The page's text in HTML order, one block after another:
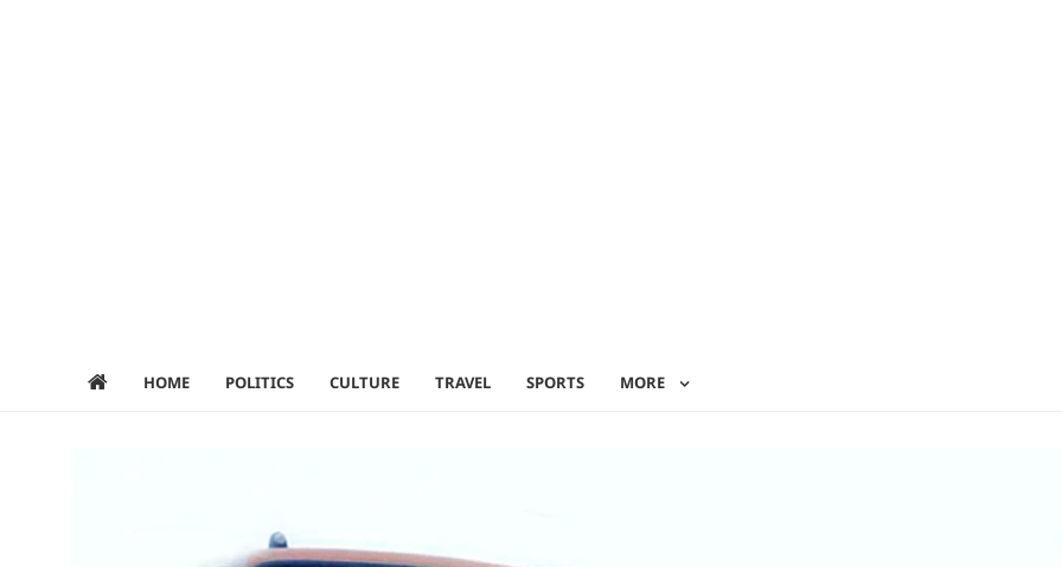
HOME POLITICS CULTURE TRAVEL SPORTS MORE